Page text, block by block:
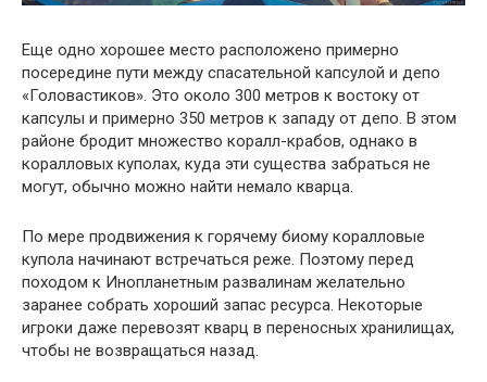
Еще одно хорошее место расположено примерно
посередине пути между спасательной капсулой и депо
«Головастиков». Это около 300 метров к востоку от
капсулы и примерно 350 метров к западу от депо. В этом
районе бродит множество коралл-крабов, однако в
коралловых куполах, куда эти существа забраться не
могут, обычно можно найти немало кварца.
По мере продвижения к горячему биому коралловые
купола начинают встречаться реже. Поэтому перед
походом к Инопланетным развалинам желательно
заранее собрать хороший запас ресурса. Некоторые
игроки даже перевозят кварц в переносных хранилищах,
чтобы не возвращаться назад.